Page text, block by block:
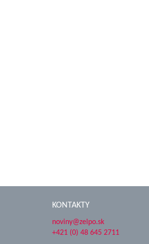
KONTAKTY
noviny@zelpo.sk
+421 (0) 48 645 2711